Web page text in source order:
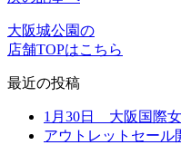
大阪城公園の
店舗TOPはこちら
最近の投稿
1月30日 大阪国際
アウトレットセール